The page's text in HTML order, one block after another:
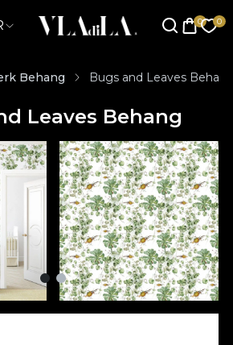
Behang Bugs and Leaves
Leaves Behang